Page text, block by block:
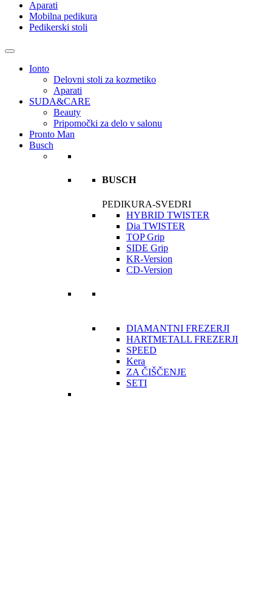
Aparati
Mobilna pedikura
Pedikerski stoli
Ionto
Delovni stoli za kozmetiko
Aparati
SUDA&CARE
Beauty
Pripomočki za delo v salonu
Pronto Man
Busch
BUSCH
PEDIKURA-SVEDRI
HYBRID TWISTER
Dia TWISTER
TOP Grip
SIDE Grip
KR-Version
CD-Version
DIAMANTNI FREZERJI
HARTMETALL FREZERJI
SPEED
Kera
ZA ČIŠČENJE
SETI